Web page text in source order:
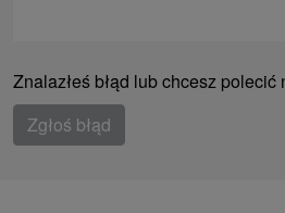
Znalazłeś błąd lub chcesz
Zgłoś błąd